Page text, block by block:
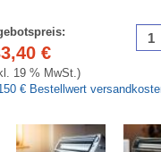
€
19 % MwSt.)
€ Bestellwert